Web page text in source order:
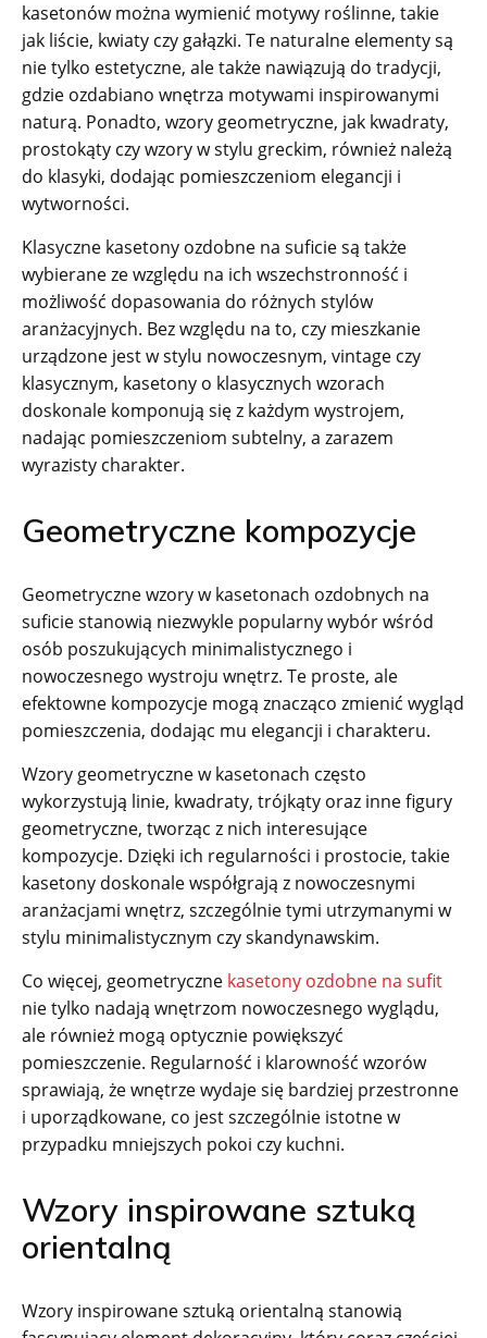
kasetonów można wymienić motywy roślinne, takie
jak liście, kwiaty czy gałązki. Te naturalne elementy są
nie tylko estetyczne, ale także nawiązują do tradycji,
gdzie ozdabiano wnętrza motywami inspirowanymi
naturą. Ponadto, wzory geometryczne, jak kwadraty,
prostokąty czy wzory w stylu greckim, również należą
do klasyki, dodając pomieszczeniom elegancji i
wytworności.
Klasyczne kasetony ozdobne na suficie są także
wybierane ze względu na ich wszechstronność i
możliwość dopasowania do różnych stylów
aranżacyjnych. Bez względu na to, czy mieszkanie
urządzone jest w stylu nowoczesnym, vintage czy
klasycznym, kasetony o klasycznych wzorach
doskonale komponują się z każdym wystrojem,
nadając pomieszczeniom subtelny, a zarazem
wyrazisty charakter.
Geometryczne kompozycje
Geometryczne wzory w kasetonach ozdobnych na
suficie stanowią niezwykle popularny wybór wśród
osób poszukujących minimalistycznego i
nowoczesnego wystroju wnętrz. Te proste, ale
efektowne kompozycje mogą znacząco zmienić wygląd
pomieszczenia, dodając mu elegancji i charakteru.
Wzory geometryczne w kasetonach często
wykorzystują linie, kwadraty, trójkąty oraz inne figury
geometryczne, tworząc z nich interesujące
kompozycje. Dzięki ich regularności i prostocie, takie
kasetony doskonale współgrają z nowoczesnymi
aranżacjami wnętrz, szczególnie tymi utrzymanymi w
stylu minimalistycznym czy skandynawskim.
Co więcej, geometryczne kasetony ozdobne na sufit
nie tylko nadają wnętrzom nowoczesnego wyglądu,
ale również mogą optycznie powiększyć
pomieszczenie. Regularność i klarowność wzorów
sprawiają, że wnętrze wydaje się bardziej przestronne
i uporządkowane, co jest szczególnie istotne w
przypadku mniejszych pokoi czy kuchni.
Wzory inspirowane sztuką
orientalną
Wzory inspirowane sztuką orientalną stanowią